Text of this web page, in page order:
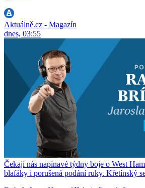
Aktuálně.cz - Magazín
dnes, 03:55
Čekají nás napínavé týdny boje o West
blafáky i porušená podání ruky. Křetínský